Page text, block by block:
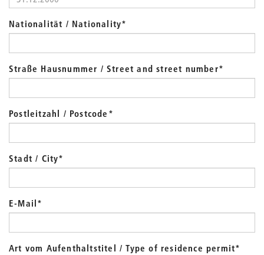
Nationalität / Nationality*
Straße Hausnummer / Street and street number*
Postleitzahl / Postcode *
Stadt / City*
E-Mail*
Art vom Aufenthaltstitel / Type of residence permit*